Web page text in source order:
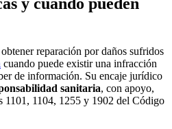
reparación por daños sufridos
cuando puede existir una infracción
de información. Su encaje jurídico
sanitaria, con apoyo,
1101, 1104, 1255 y 1902 del Código